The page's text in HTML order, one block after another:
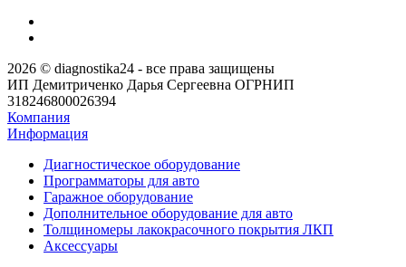
2026 © diagnostika24 - все права защищены
ИП Демитриченко Дарья Сергеевна ОГРНИП
318246800026394
Компания
Информация
Диагностическое оборудование
Программаторы для авто
Гаражное оборудование
Дополнительное оборудование для авто
Толщиномеры лакокрасочного покрытия ЛКП
Аксессуары